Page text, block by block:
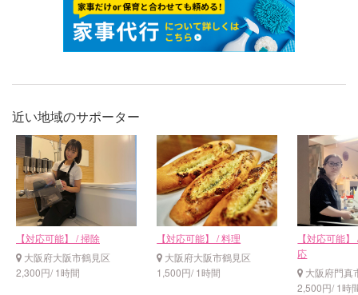
近い地域のサポーター
【対応可能】 / 掃除
大阪府大阪市鶴見区
2,300円/ 1時間
【対応可能】 / 料理
大阪府大阪市鶴見区
1,500円/ 1時間
【対応可能
応
大阪府門真
2,500円/ 1時